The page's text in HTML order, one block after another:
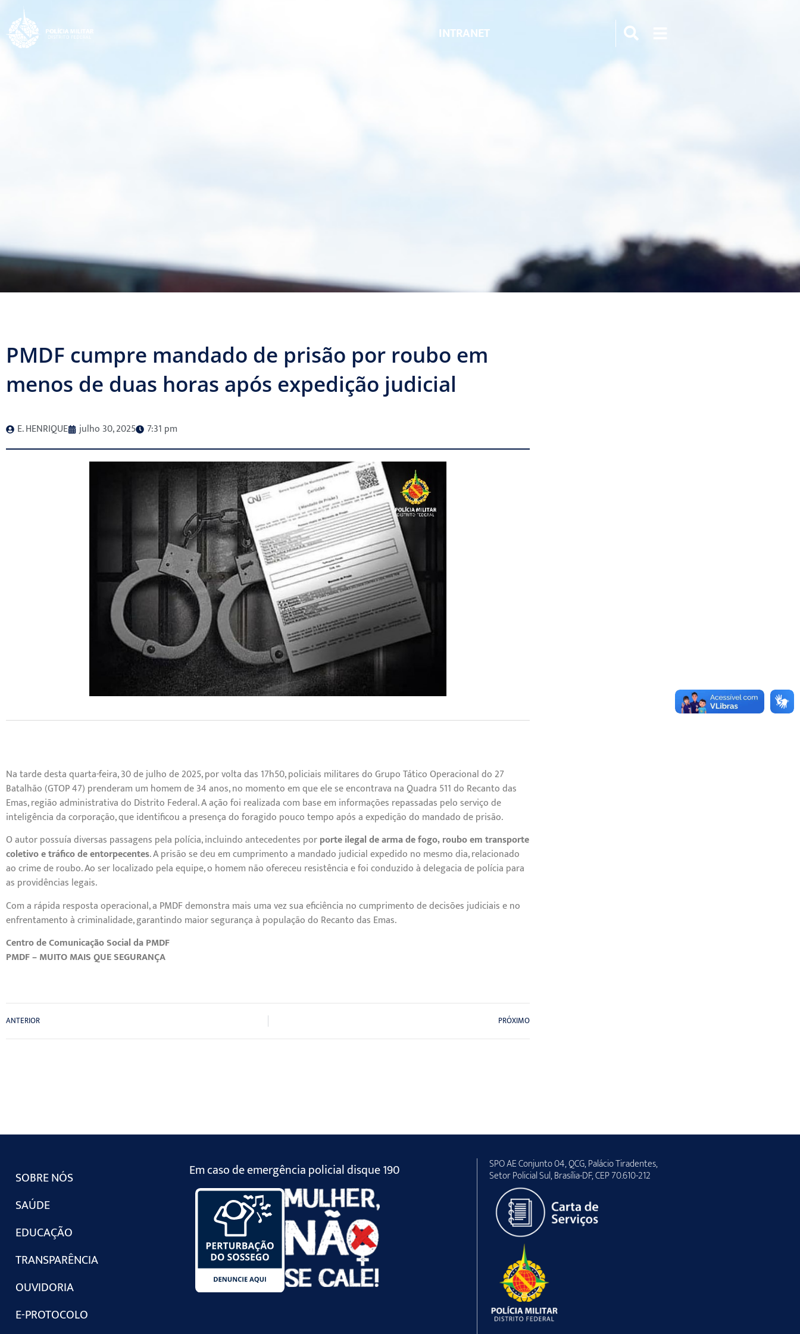
INTRANET
PMDF cumpre mandado de prisão por roubo em
menos de duas horas após expedição judicial
E. HENRIQUE julho 30, 2025 7:31 pm
Na tarde desta quarta-feira, 30 de julho de 2025, por volta das 17h50, policiais militares do Grupo Tático Operacional do 27º
Batalhão (GTOP 47) prenderam um homem de 34 anos, no momento em que ele se encontrava na Quadra 511 do Recanto das
Emas, região administrativa do Distrito Federal. A ação foi realizada com base em informações repassadas pelo serviço de
inteligência da corporação, que identificou a presença do foragido pouco tempo após a expedição do mandado de prisão.
O autor possuía diversas passagens pela polícia, incluindo antecedentes porporte ilegal de arma de fogo, roubo em transporte
coletivo e tráfico de entorpecentes. A prisão se deu em cumprimento a mandado judicial expedido no mesmo dia, relacionado
ao crime de roubo. Ao ser localizado pela equipe, o homem não ofereceu resistência e foi conduzido à delegacia de polícia para
as providências legais.
Com a rápida resposta operacional, a PMDF demonstra mais uma vez sua eficiência no cumprimento de decisões judiciais e no
enfrentamento à criminalidade, garantindo maior segurança à população do Recanto das Emas.
Centro de Comunicação Social da PMDF
PMDF – MUITO MAIS QUE SEGURANÇA
ANTERIOR PRÓXIMO
SOBRE NÓS
SAÚDE
EDUCAÇÃO
TRANSPARÊNCIA
OUVIDORIA
E-PROTOCOLO
Em caso de emergência policial disque 190 SPO AE Conjunto 04, QCG, Palácio Tiradentes,
Setor Policial Sul, Brasília-DF, CEP 70.610-212